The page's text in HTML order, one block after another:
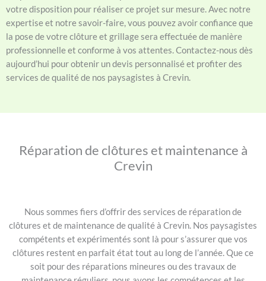
votre disposition pour réaliser ce projet sur mesure. Avec notre
expertise et notre savoir-faire, vous pouvez avoir confiance que
la pose de votre clôture et grillage sera effectuée de manière
professionnelle et conforme à vos attentes. Contactez-nous dès
aujourd’hui pour obtenir un devis personnalisé et profiter des
services de qualité de nos paysagistes à Crevin.
Réparation de clôtures et maintenance à
Crevin
Nous sommes fiers d’offrir des services de réparation de
clôtures et de maintenance de qualité à Crevin. Nos paysagistes
compétents et expérimentés sont là pour s’assurer que vos
clôtures restent en parfait état tout au long de l’année. Que ce
soit pour des réparations mineures ou des travaux de